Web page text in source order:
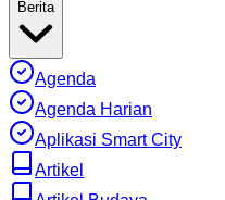
Berita
Agenda
Agenda Harian
Aplikasi Smart City
Artikel